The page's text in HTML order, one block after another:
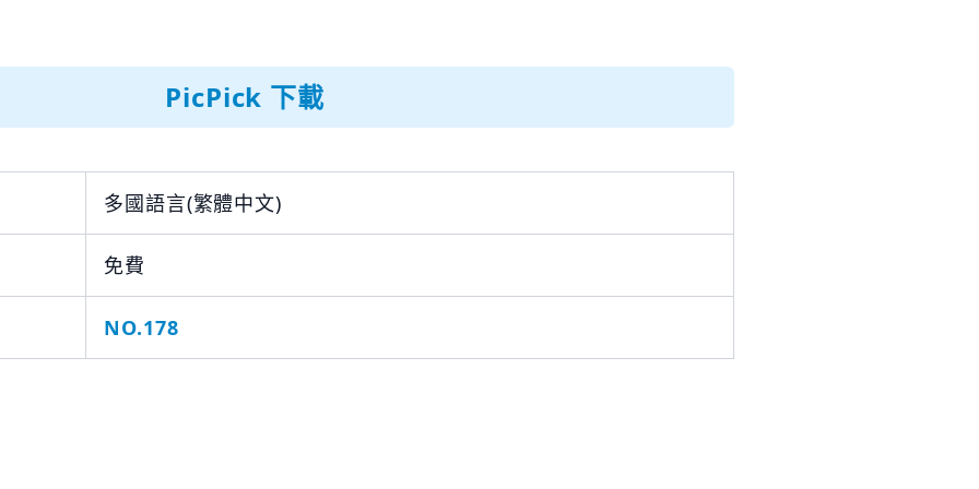
PicPick 下載
多國語言(繁體中文)
免費
NO.178